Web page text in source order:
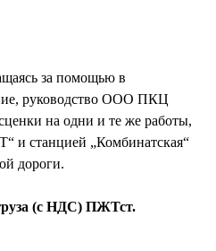
за помощью в
руководство ООО ПКЦ
на одни и те же работы,
и станцией „Комбинатская“
дороги.
(с НДС) ПЖТст.